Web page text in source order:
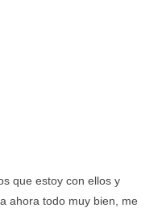
que estoy con ellos y
ahora todo muy bien, me